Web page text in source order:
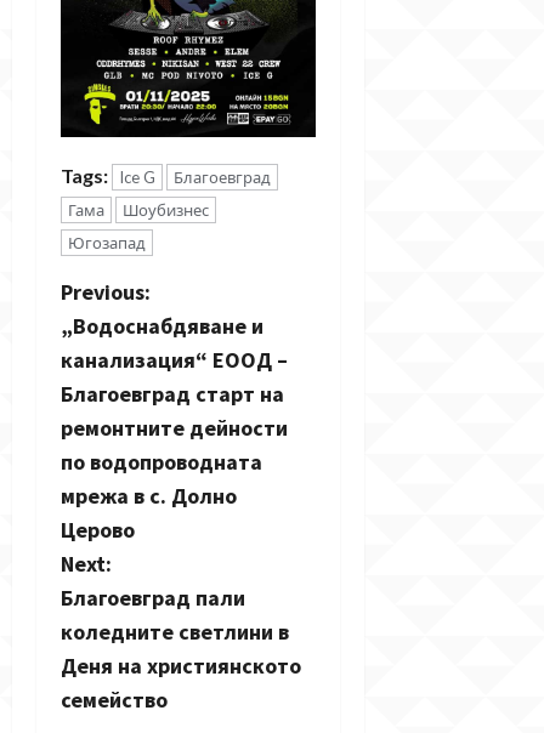
Tags: Ice G
Благоевград
Гама
Шоубизнес
Югозапад
P
o
s
t
n
a
v
i
g
Previous:
„Водоснабдяване и
канализация“ ЕООД –
Благоевград старт на
ремонтните дейности
по водопроводната
мрежа в с. Долно
Церово
Next:
Благоевград пали
коледните светлини в
Деня на християнското
семейство